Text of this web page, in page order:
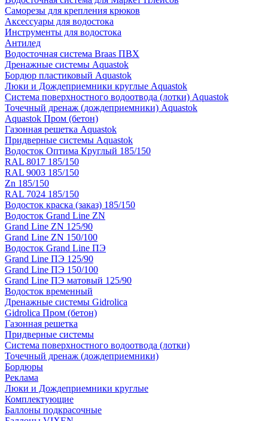
Саморезы для крепления крюков
Аксессуары для водостока
Инструменты для водостока
Антилед
Водосточная система Braas ПВХ
Дренажные системы Aquastok
Бордюр пластиковый Aquastok
Люки и Дождеприемники круглые Aquastok
Система поверхностного водоотвода (лотки) Aquastok
Точечный дренаж (дождеприемники) Aquastok
Aquastok Пром (бетон)
Газонная решетка Aquastok
Придверные системы Aquastok
Водосток Оптима Круглый 185/150
RAL 8017 185/150
RAL 9003 185/150
Zn 185/150
RAL 7024 185/150
Водосток краска (заказ) 185/150
Водосток Grand Line ZN
Grand Line ZN 125/90
Grand Line ZN 150/100
Водосток Grand Line ПЭ
Grand Line ПЭ 125/90
Grand Line ПЭ 150/100
Grand Line ПЭ матовый 125/90
Водосток временный
Дренажные системы Gidrolica
Gidrolica Пром (бетон)
Газонная решетка
Придверные системы
Система поверхностного водоотвода (лотки)
Точечный дренаж (дождеприемники)
Бордюры
Рекламa
Люки и Дождеприемники круглые
Комплектующие
Баллоны подкрасочные